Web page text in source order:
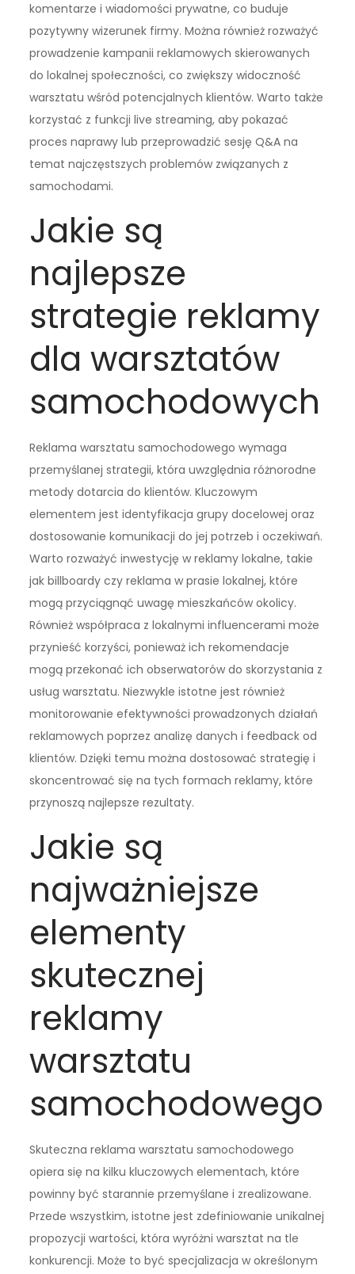
komentarze i wiadomości prywatne, co buduje
pozytywny wizerunek firmy. Można również rozważyć
prowadzenie kampanii reklamowych skierowanych
do lokalnej społeczności, co zwiększy widoczność
warsztatu wśród potencjalnych klientów. Warto także
korzystać z funkcji live streaming, aby pokazać
proces naprawy lub przeprowadzić sesję Q&A na
temat najczęstszych problemów związanych z
samochodami.
Jakie są
najlepsze
strategie reklamy
dla warsztatów
samochodowych
Reklama warsztatu samochodowego wymaga
przemyślanej strategii, która uwzględnia różnorodne
metody dotarcia do klientów. Kluczowym
elementem jest identyfikacja grupy docelowej oraz
dostosowanie komunikacji do jej potrzeb i oczekiwań.
Warto rozważyć inwestycję w reklamy lokalne, takie
jak billboardy czy reklama w prasie lokalnej, które
mogą przyciągnąć uwagę mieszkańców okolicy.
Również współpraca z lokalnymi influencerami może
przynieść korzyści, ponieważ ich rekomendacje
mogą przekonać ich obserwatorów do skorzystania z
usług warsztatu. Niezwykle istotne jest również
monitorowanie efektywności prowadzonych działań
reklamowych poprzez analizę danych i feedback od
klientów. Dzięki temu można dostosować strategię i
skoncentrować się na tych formach reklamy, które
przynoszą najlepsze rezultaty.
Jakie są
najważniejsze
elementy
skutecznej
reklamy
warsztatu
samochodowego
Skuteczna reklama warsztatu samochodowego
opiera się na kilku kluczowych elementach, które
powinny być starannie przemyślane i zrealizowane.
Przede wszystkim, istotne jest zdefiniowanie unikalnej
propozycji wartości, która wyróżni warsztat na tle
konkurencji. Może to być specjalizacja w określonym